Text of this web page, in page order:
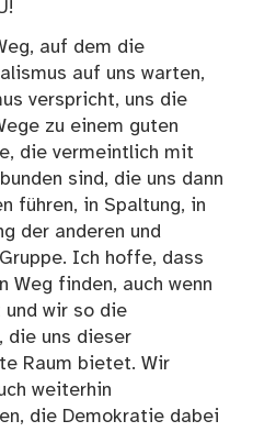
auf dem die
auf uns warten,
verspricht, uns die
zu einem guten
die vermeintlich mit
sind, die uns dann
führen, in Spaltung, in
der anderen und
Ich hoffe, dass
Weg finden, auch wenn
wir so die
die uns dieser
Raum bietet. Wir
weiterhin
die Demokratie dabei